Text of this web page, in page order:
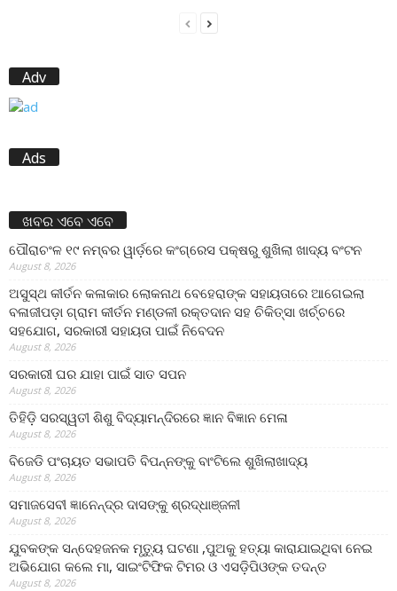
Adv
Ads
ଖବର ଏବେ ଏବେ
ପୌରାଚଂଳ ୧୯ ନମ୍ବର ୱାର୍ଡ଼ରେ କଂଗ୍ରେସ ପକ୍ଷରୁ ଶୁଖିଲା ଖାଦ୍ୟ ବଂଟନ
August 8, 2026
ଅସୁସ୍ଥ କୀର୍ତନ କଳାକାର ଲୋକନାଥ ବେହେରାଙ୍କ ସହାୟତାରେ ଆଗେଇଲା
ବଳାଜୀପଡ଼ା ଗ୍ରାମ କୀର୍ତନ ମଣ୍ଡଳୀ ରକ୍ତଦାନ ସହ ଚିକିତ୍ସା ଖର୍ଚ୍ଚରେ
ସହଯୋଗ, ସରକାରୀ ସହାୟତା ପାଇଁ ନିବେଦନ
August 8, 2026
ସରକାରୀ ଘର ଯାହା ପାଇଁ ସାତ ସପନ
August 8, 2026
ତିହିଡି଼ ସରସ୍ୱତୀ ଶିଶୁ ବିଦ୍ୟାମନ୍ଦିରରେ ଜ୍ଞାନ ବିଜ୍ଞାନ ମେଳା
August 8, 2026
ବିଜେଡି ପଂଚାୟତ ସଭାପତି ବିପନ୍ନଙ୍କୁ ବାଂଟିଲେ ଶୁଖିଲାଖାଦ୍ୟ
August 8, 2026
ସମାଜସେବୀ ଜ୍ଞାନେନ୍ଦ୍ର ଦାସଙ୍କୁ ଶ୍ରଦ୍ଧାଞ୍ଜଳୀ
August 8, 2026
ଯୁବକଙ୍କ ସନ୍ଦେହଜନକ ମୃତ୍ୟୁ ଘଟଣା ,ପୁଅକୁ ହତ୍ୟା କାରାଯାଇଥିବା ନେଇ
ଅଭିଯୋଗ କଲେ ମା, ସାଇଂଟିଫିକ ଟିମର ଓ ଏସଡ଼ିପିଓଙ୍କ ତଦନ୍ତ
August 8, 2026